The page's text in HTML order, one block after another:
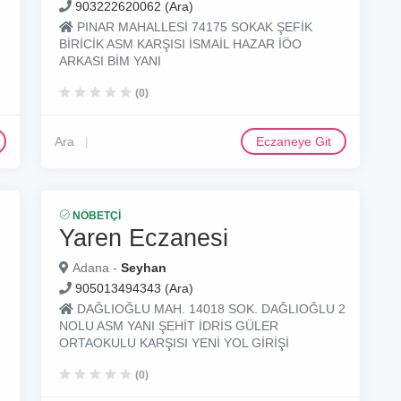
903222620062 (Ara)
PINAR MAHALLESİ 74175 SOKAK ŞEFİK
BİRİCİK ASM KARŞISI İSMAİL HAZAR İÖO
ARKASI BİM YANI
(0)
Ara Eczaneye Git
NÖBETÇI
Yaren Eczanesi
Adana - Seyhan
905013494343 (Ara)
DAĞLIOĞLU MAH. 14018 SOK. DAĞLIOĞLU 2
NOLU ASM YANI ŞEHİT İDRİS GÜLER
ORTAOKULU KARŞISI YENİ YOL GİRİŞİ
(0)